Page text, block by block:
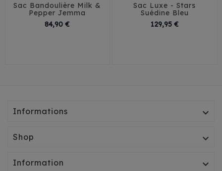
Sac Bandoulière Milk &
Pepper Jemma
84,90 €
Sac Luxe - Stars
Suédine Bleu
129,95 €Prix
Informations 
Shop 
Information 